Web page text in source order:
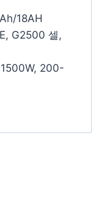
18AH
G2500 셀,
200-